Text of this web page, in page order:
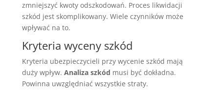
zmniejszyć kwoty odszkodowań. Proces likwidacji
szkód jest skomplikowany. Wiele czynników może
wpływać na to.
Kryteria wyceny szkód
Kryteria ubezpieczycieli przy wycenie szkód mają
duży wpływ. Analiza szkód musi być dokładna.
Powinna uwzględniać wszystkie straty.